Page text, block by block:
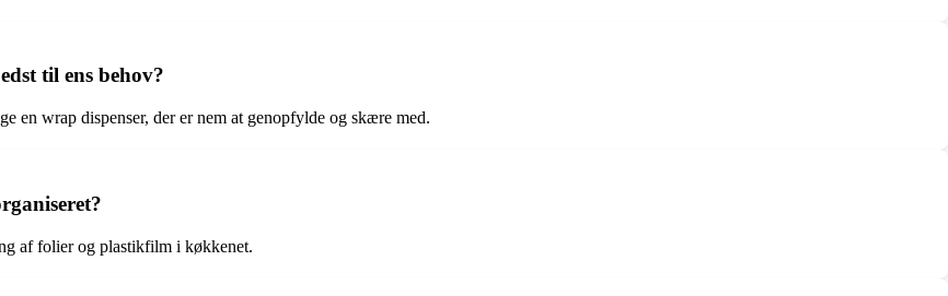
til ens behov?
en wrap dispenser, der er nem at genopfylde og skære med.
af folier og plastikfilm i køkkenet.